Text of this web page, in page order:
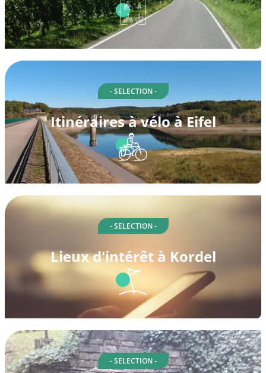
- SELECTION -
Itinéraires à vélo à Eifel
- SELECTION -
Lieux d'intérêt à Kordel
- SELECTION -